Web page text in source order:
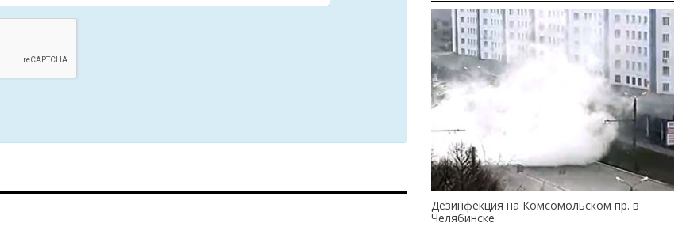
Дезинфекция на Комсомольском пр. в
Челябинске